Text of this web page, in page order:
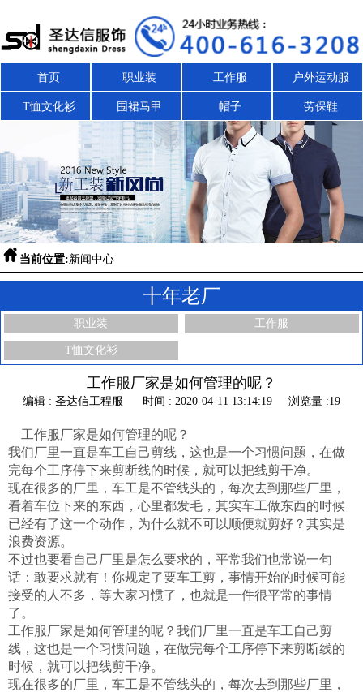
首页 职业装 工作服 户外运动服
T恤文化衫 围裙马甲 帽子 劳保鞋
 当前位置:新闻中心
十年老厂
职业装 工作服
T恤文化衫
工作服厂家是如何管理的呢？
编辑 : 圣达信工程服 时间 : 2020-04-11 13:14:19 浏览量 :19
工作服厂家是如何管理的呢？
我们厂里一直是车工自己剪线，这也是一个习惯问题，在做
完每个工序停下来剪断线的时候，就可以把线剪干净。
现在很多的厂里，车工是不管线头的，每次去到那些厂里，
看着车位下来的东西，心里都发毛，其实车工做东西的时候
已经有了这一个动作，为什么就不可以顺便就剪好？其实是
浪费资源。
不过也要看自己厂里是怎么要求的，平常我们也常说一句
话：敢要求就有！你规定了要车工剪，事情开始的时候可能
接受的人不多，等大家习惯了，也就是一件很平常的事情
了。
工作服厂家是如何管理的呢？我们厂里一直是车工自己剪
线，这也是一个习惯问题，在做完每个工序停下来剪断线的
时候，就可以把线剪干净。
现在很多的厂里，车工是不管线头的，每次去到那些厂里，